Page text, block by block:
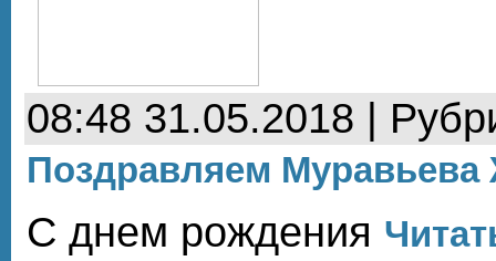
08:48 31.05.2018 |
Поздравляем
С днем рождения